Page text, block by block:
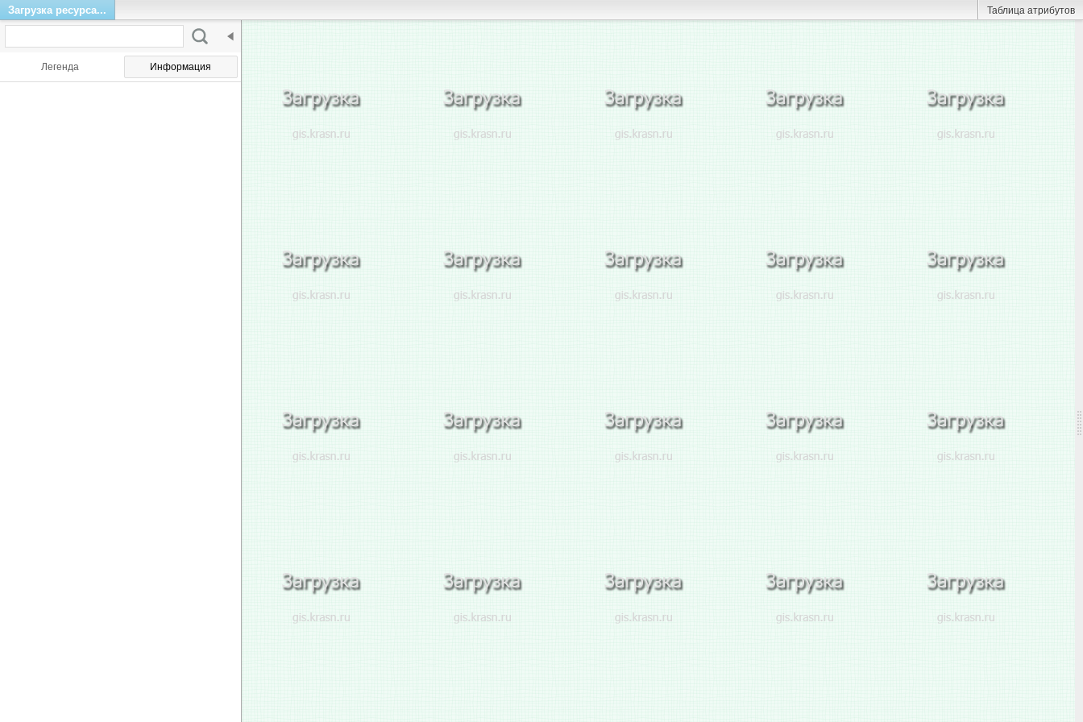
Загрузка ресурса... Таблица атрибутов
Легенда Информация